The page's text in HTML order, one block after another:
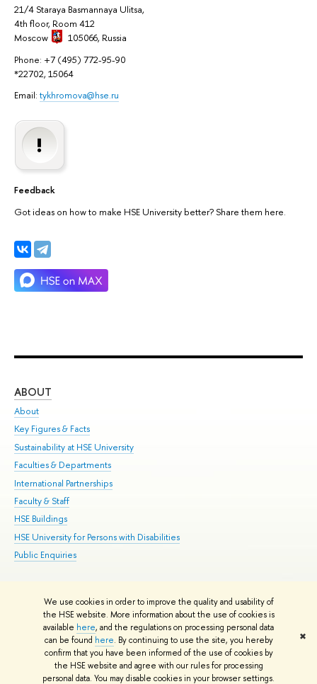
We use cookies in order to improve the quality and usability of
the HSE website. More information about the use of cookies is
available here, and the regulations on processing personal data
can be found here. By continuing to use the site, you hereby
confirm that you have been informed of the use of cookies by
the HSE website and agree with our rules for processing
personal data. You may disable cookies in your browser settings.
✖
21/4 Staraya Basmannaya Ulitsa,
4th floor, Room 412
Moscow
105066, Russia
Phone: +7 (495) 772-95-90
*22702, 15064
Email: tykhromova@hse.ru
Feedback
Got ideas on how to make HSE University better? Share them here.
ABOUT
About
Key Figures & Facts
Sustainability at HSE University
Faculties & Departments
International Partnerships
Faculty & Staff
HSE Buildings
HSE University for Persons with Disabilities
Public Enquiries
© HSE University 1993–2026 Contacts Copyright Privacy Policy
HSE Sans and HSE Slab fonts developed by the HSE Art and Design